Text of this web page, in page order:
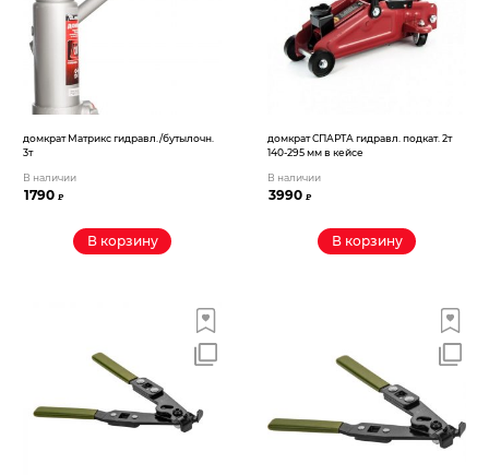
домкрат Матрикс гидравл./бутылочн.
3т
В наличии
1790₽
В корзину
домкрат СПАРТА гидравл. подкат. 2т
140-295 мм в кейсе
В наличии
3990₽
В корзину